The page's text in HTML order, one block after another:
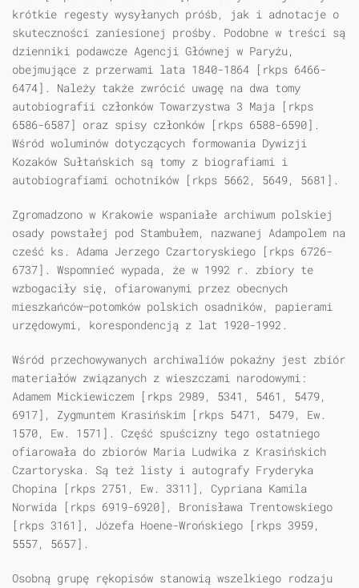
krótkie regesty wysyłanych próśb, jak i adnotacje o
skuteczności zaniesionej prośby. Podobne w treści są
dzienniki podawcze Agencji Głównej w Paryżu,
obejmujące z przerwami lata 1840-1864 [rkps 6466-
6474]. Należy także zwrócić uwagę na dwa tomy
autobiografii członków Towarzystwa 3 Maja [rkps
6586-6587] oraz spisy członków [rkps 6588-6590].
Wśród woluminów dotyczących formowania Dywizji
Kozaków Sułtańskich są tomy z biografiami i
autobiografiami ochotników [rkps 5662, 5649, 5681].
Zgromadzono w Krakowie wspaniałe archiwum polskiej
osady powstałej pod Stambułem, nazwanej Adampolem na
cześć ks. Adama Jerzego Czartoryskiego [rkps 6726-
6737]. Wspomnieć wypada, że w 1992 r. zbiory te
wzbogaciły się, ofiarowanymi przez obecnych
mieszkańców—potomków polskich osadników, papierami
urzędowymi, korespondencją z lat 1920-1992.
Wśród przechowywanych archiwaliów pokaźny jest zbiór
materiałów związanych z wieszczami narodowymi:
Adamem Mickiewiczem [rkps 2989, 5341, 5461, 5479,
6917], Zygmuntem Krasińskim [rkps 5471, 5479, Ew.
1570, Ew. 1571]. Część spuścizny tego ostatniego
ofiarowała do zbiorów Maria Ludwika z Krasińskich
Czartoryska. Są też listy i autografy Fryderyka
Chopina [rkps 2751, Ew. 3311], Cypriana Kamila
Norwida [rkps 6919-6920], Bronisława Trentowskiego
[rkps 3161], Józefa Hoene-Wrońskiego [rkps 3959,
5557, 5657].
Osobną grupę rękopisów stanowią wszelkiego rodzaju